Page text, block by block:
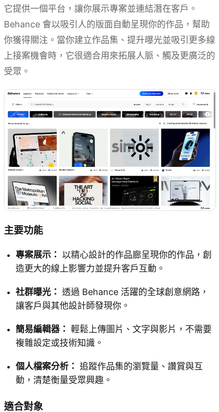
它提供一個平台，讓你展示專案並連結潛在客戶。
Behance 會以吸引人的版面自動呈現你的作品，幫助
你獲得關注。當你建立作品集、提升曝光並吸引更多線
上接案機會時，它很適合用來拓展人脈、觸及更廣泛的
受眾。
主要功能
專案展示： 以精心設計的作品廊呈現你的作品，創
造更大的線上影響力並提升客戶互動。
社群曝光： 透過 Behance 活躍的全球創意網路，
讓客戶與其他設計師發現你。
簡易編輯器： 輕鬆上傳圖片、文字與影片，不需要
複雜設定或技術知識。
個人檔案分析： 追蹤作品集的瀏覽量、讚賞與互
動，清楚衡量受眾興趣。
適合對象